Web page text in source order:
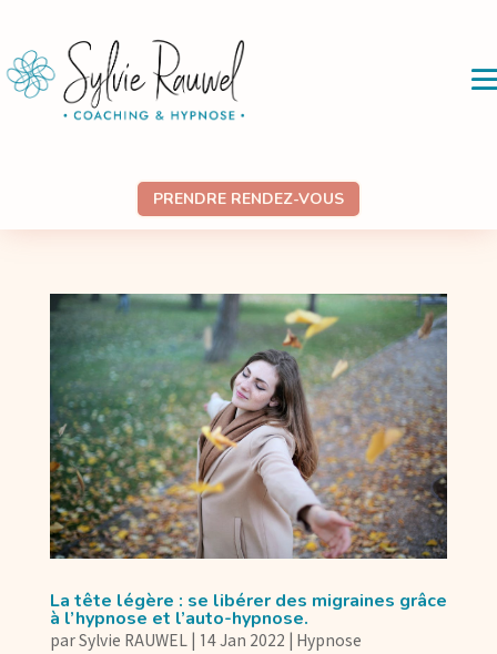
PRENDRE RENDEZ-VOUS
La tête légère : se libérer des migraines grâce
à l’hypnose et l’auto-hypnose.
parSylvie RAUWEL 14 Jan 2022 Hypnose